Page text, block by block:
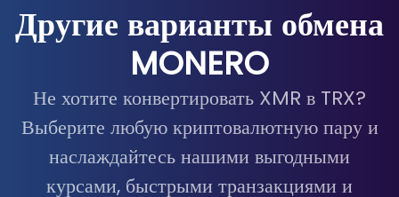
Другие варианты обмена
MONERO
Не хотите конвертировать XMR в TRX?
Выберите любую криптовалютную пару и
наслаждайтесь нашими выгодными
курсами, быстрыми транзакциями и